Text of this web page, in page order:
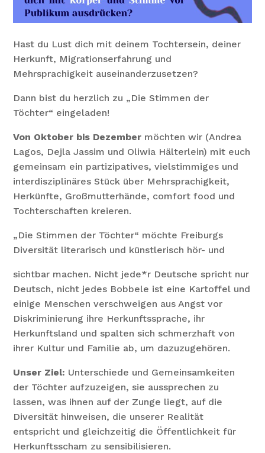
Hast du Lust dich mit deinem Tochtersein, deiner
Herkunft, Migrationserfahrung und
Mehrsprachigkeit auseinanderzusetzen?
Dann bist du herzlich zu „Die Stimmen der
Töchter“ eingeladen!
Von Oktober bis Dezember möchten wir (Andrea
Lagos, Dejla Jassim und Oliwia Hälterlein) mit euch
gemeinsam ein partizipatives, vielstimmiges und
interdisziplinäres Stück über Mehrsprachigkeit,
Herkünfte, Großmutterhände, comfort food und
Tochterschaften kreieren.
„Die Stimmen der Töchter“ möchte Freiburgs
Diversität literarisch und künstlerisch hör- und
sichtbar machen. Nicht jede*r Deutsche spricht nur
Deutsch, nicht jedes Bobbele ist eine Kartoffel und
einige Menschen verschweigen aus Angst vor
Diskriminierung ihre Herkunftssprache, ihr
Herkunftsland und spalten sich schmerzhaft von
ihrer Kultur und Familie ab, um dazuzugehören.
Unser Ziel: Unterschiede und Gemeinsamkeiten
der Töchter aufzuzeigen, sie aussprechen zu
lassen, was ihnen auf der Zunge liegt, auf die
Diversität hinweisen, die unserer Realität
entspricht und gleichzeitig die Öffentlichkeit für
Herkunftsscham zu sensibilisieren.